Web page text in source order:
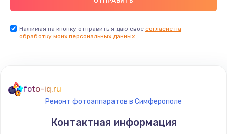
Нажимая на кнопку отправить я даю свое согласие на
обработку моих персональных данных.
foto-iq.ru
Ремонт фотоаппаратов в Симферополе
Контактная информация